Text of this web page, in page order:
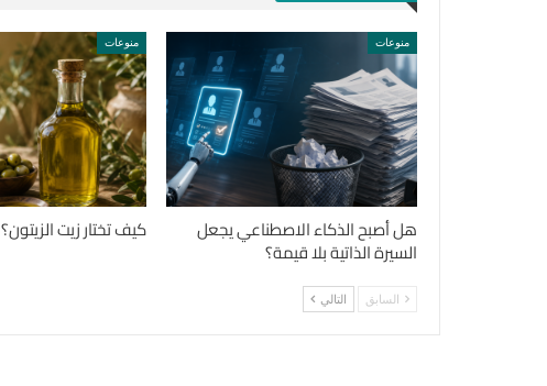
منوعات
هل أصبح الذكاء الاصطناعي يجعل
السيرة الذاتية بلا قيمة؟
منوعات
كيف تختار زيت الزيتون؟
السابق التالي